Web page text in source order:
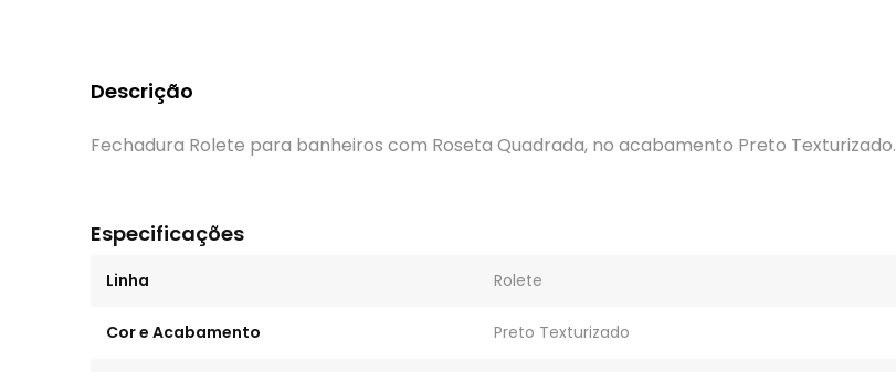
Descrição
Fechadura Rolete para banheiros com Roseta Quadrada, no acabamento Preto Texturizado.
Especificações
Linha Rolete
Cor e Acabamento Preto Texturizado